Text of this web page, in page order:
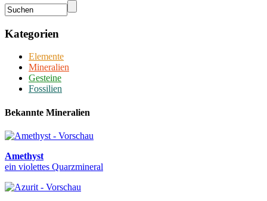
Kategorien
Elemente
Mineralien
Gesteine
Fossilien
Bekannte Mineralien
Amethyst
ein violettes Quarzmineral